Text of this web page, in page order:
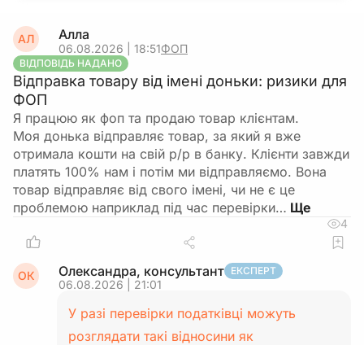
АЛ Алла
06.08.2026 | 18:51ФОП
ВІДПОВІДЬ НАДАНО
Відправка товару від імені доньки: ризики для
ФОП
Я працюю як фоп та продаю товар клієнтам.
Моя донька відправляє товар, за який я вже
отримала кошти на свій р/р в банку. Клієнти завжди
платять 100% нам і потім ми відправляємо. Вона
товар відправляє від свого імені, чи не є це
проблемою наприклад під час перевірки…
4
ОК Олександра, консультант ЕКСПЕРТ
06.08.2026 | 21:01
У разі перевірки податківці можуть
розглядати такі відносини як